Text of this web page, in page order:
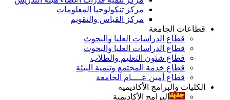
مركز تنكولوجيا المعلومات
مركز القياس والتقويم
قطاعات الجامعة
قطاع الدراسات العليا والبحوث
قطاع الدراسات العليا والبحوث
قطاع شئون التعليم والطلاب
قطاع خدمة المجتمع وتنمية البيئة
قطاع أمين عــــام الجامعة
الكليات والبرامج الأكاديمية
البرامج الأكاديمية